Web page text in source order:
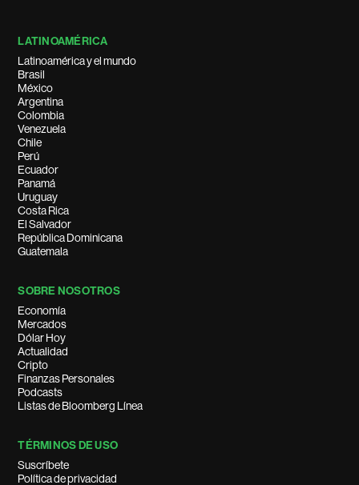
LATINOAMÉRICA
Latinoamérica y el mundo
Brasil
México
Argentina
Colombia
Venezuela
Chile
Perú
Ecuador
Panamá
Uruguay
Costa Rica
El Salvador
República Dominicana
Guatemala
SOBRE NOSOTROS
Economía
Mercados
Dólar Hoy
Actualidad
Cripto
Finanzas Personales
Podcasts
Listas de Bloomberg Línea
TÉRMINOS DE USO
Suscríbete
Política de privacidad